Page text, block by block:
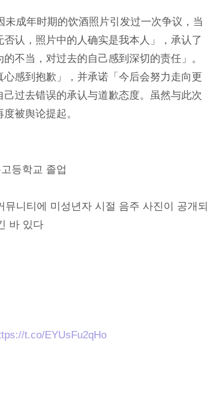
成年时期的饮酒照片引发过一次争议，当
认，照片中的人确实是我本人」，承认了
不当，对过去的自己感到深切的责任」。
感到抱歉」，并承诺「今后会努力走向更
过去错误的承认与道歉态度。虽然与此次
被舆论提起。
등학교 졸업
니티에 미성년자 시절 음주 사진이 공개되
바 있다
t.co/EYUsFu2qHo